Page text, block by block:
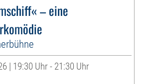
– eine
| 19:30 Uhr - 21:30 Uhr